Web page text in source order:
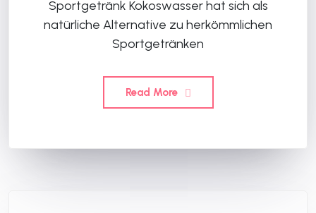
Sportgetränk Kokoswasser hat sich als
natürliche Alternative zu herkömmlichen
Sportgetränken
Read More